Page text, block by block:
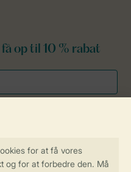
op til 10 % rabat